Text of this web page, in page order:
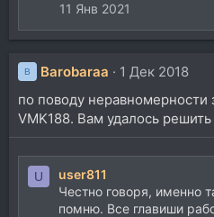
11 Янв 2021
B Barobaraa
1 Дек 2018
по поводу неравномерности
VMK188. Вам удалось
U
user811
Честно говоря, именно
помню. Все главиши